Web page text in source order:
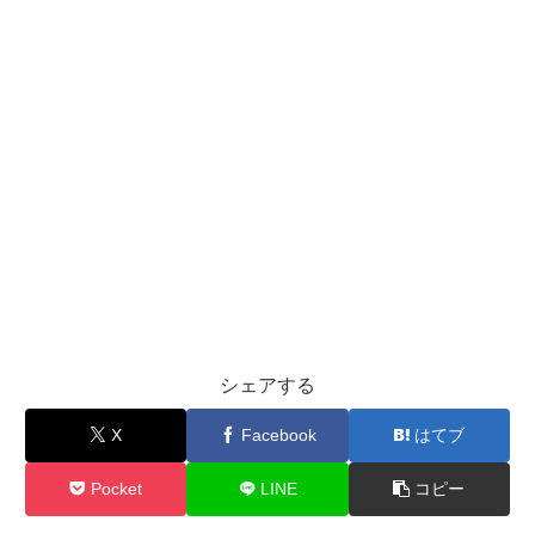
シェアする
X Facebook はてブ
Pocket LINE コピー